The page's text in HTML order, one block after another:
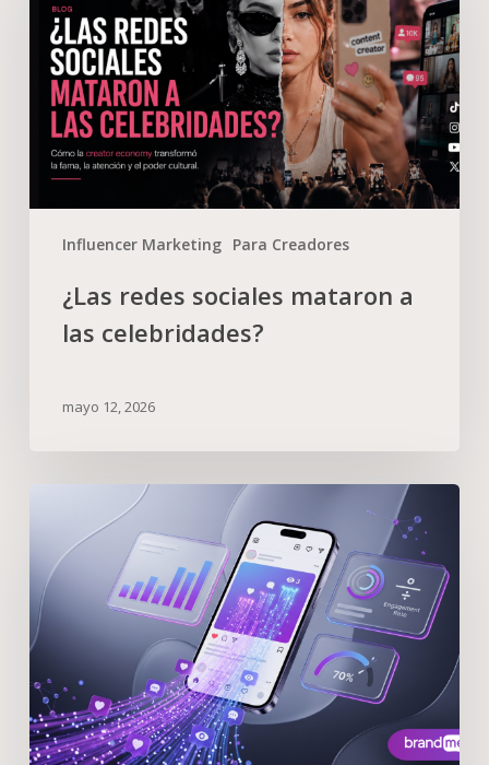
Influencer Marketing Para Creadores
¿Las redes sociales mataron a
las celebridades?
mayo 12, 2026